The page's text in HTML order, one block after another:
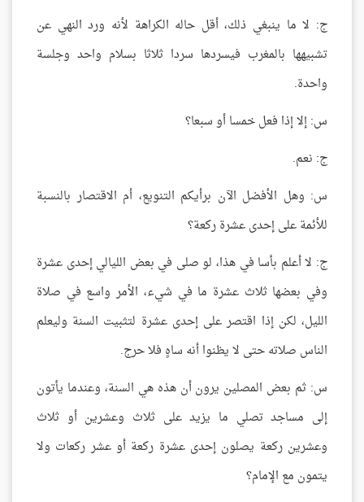
ج: لا ما ينبغي ذلك، أقل حاله الكراهة لأنه ورد النهي عن
تشبيهها بالمغرب فيسردها سردا ثلاثا بسلام واحد وجلسة
واحدة.
س: إلا إذا فعل خمسا أو سبعا؟
ج: نعم.
س: وهل الأفضل الآن برأيكم التنويع، أم الاقتصار بالنسبة
للأئمة على إحدى عشرة ركعة؟
ج: لا أعلم بأسا في هذا، لو صلى في بعض الليالي إحدى عشرة
وفي بعضها ثلاث عشرة ما في شيء، الأمر واسع في صلاة
الليل، لكن إذا اقتصر على إحدى عشرة لتثبيت السنة وليعلم
الناس صلاته حتى لا يظنوا أنه ساهٍ فلا حرج.
س: ثم بعض المصلين يرون أن هذه هي السنة، وعندما يأتون
إلى مساجد تصلي ما يزيد على ثلاث وعشرين أو ثلاث
وعشرين ركعة يصلون إحدى عشرة ركعة أو عشر ركعات ولا
يتمون مع الإمام؟